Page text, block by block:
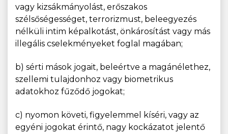
vagy kizsákmányolást, erőszakos
szélsőségességet, terrorizmust, beleegyezés
nélküli intim képalkotást, önkárosítást vagy más
illegális cselekményeket foglal magában;
b) sérti mások jogait, beleértve a magánélethez,
szellemi tulajdonhoz vagy biometrikus
adatokhoz fűződő jogokat;
c) nyomon követi, figyelemmel kíséri, vagy az
egyéni jogokat érintő, nagy kockázatot jelentő